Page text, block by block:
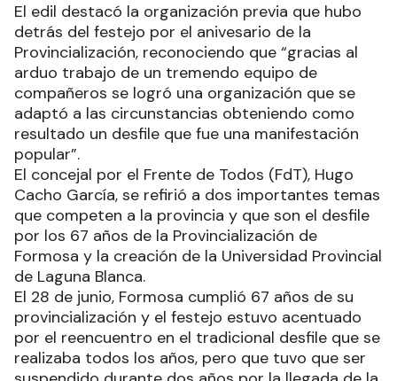
El edil destacó la organización previa que hubo
detrás del festejo por el anivesario de la
Provincialización, reconociendo que “gracias al
arduo trabajo de un tremendo equipo de
compañeros se logró una organización que se
adaptó a las circunstancias obteniendo como
resultado un desfile que fue una manifestación
popular”.
El concejal por el Frente de Todos (FdT), Hugo
Cacho García, se refirió a dos importantes temas
que competen a la provincia y que son el desfile
por los 67 años de la Provincialización de
Formosa y la creación de la Universidad Provincial
de Laguna Blanca.
El 28 de junio, Formosa cumplió 67 años de su
provincialización y el festejo estuvo acentuado
por el reencuentro en el tradicional desfile que se
realizaba todos los años, pero que tuvo que ser